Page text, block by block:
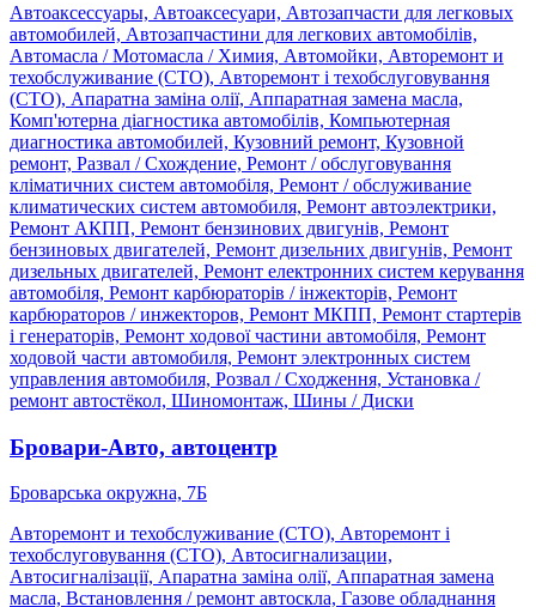
Автоаксессуары, Автоаксесуари, Автозапчасти для легковых
автомобилей, Автозапчастини для легкових автомобілів,
Автомасла / Мотомасла / Химия, Автомойки, Авторемонт и
техобслуживание (СТО), Авторемонт і техобслуговування
(СТО), Апаратна заміна олії, Аппаратная замена масла,
Комп'ютерна діагностика автомобілів, Компьютерная
диагностика автомобилей, Кузовний ремонт, Кузовной
ремонт, Развал / Схождение, Ремонт / обслуговування
кліматичних систем автомобіля, Ремонт / обслуживание
климатических систем автомобиля, Ремонт автоэлектрики,
Ремонт АКПП, Ремонт бензинових двигунів, Ремонт
бензиновых двигателей, Ремонт дизельних двигунів, Ремонт
дизельных двигателей, Ремонт електронних систем керування
автомобіля, Ремонт карбюраторів / інжекторів, Ремонт
карбюраторов / инжекторов, Ремонт МКПП, Ремонт стартерів
і генераторів, Ремонт ходової частини автомобіля, Ремонт
ходовой части автомобиля, Ремонт электронных систем
управления автомобиля, Розвал / Сходження, Установка /
ремонт автостёкол, Шиномонтаж, Шины / Диски
Бровари-Авто, автоцентр
Броварська окружна, 7Б
Авторемонт и техобслуживание (СТО), Авторемонт і
техобслуговування (СТО), Автосигнализации,
Автосигналізації, Апаратна заміна олії, Аппаратная замена
масла, Встановлення / ремонт автоскла, Газове обладнання